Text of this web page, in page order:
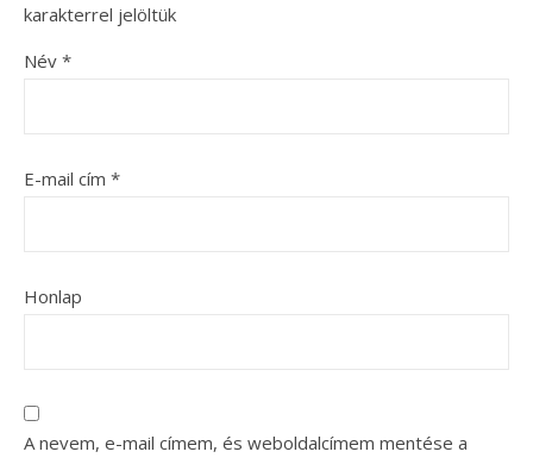
karakterrel jelöltük
Név *
E-mail cím *
Honlap
A nevem, e-mail címem, és weboldalcímem mentése a